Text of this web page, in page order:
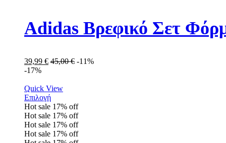
Adidas Βρεφικό Σετ
39,99 € 45,00€ -11%
-17%
Quick View
Επιλογή
Hot sale 17% off
Hot sale 17% off
Hot sale 17% off
Hot sale 17% off